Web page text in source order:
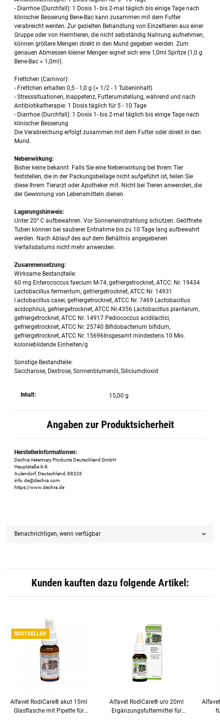
- Diarrhoe (Durchfall): 1 Dosis 1- bis 2-mal täglich bis einige Tage nach
klinischer Besserung Bene-Bac kann zusammen mit dem Futter
verabreicht werden. Zur gezielten Behandlung von Einzeltieren aus einer
Gruppe oder von Heimtieren, die nicht selbständig Nahrung aufnehmen,
können größere Mengen direkt in den Mund gegeben werden. Zum
genauen Abmessen kleiner Mengen eignet sich eine 1,0ml Spritze (1,0 g
Bene-Bac = 1,0ml).
Frettchen (Carnivor):
- Frettchen erhalten 0,5 - 1,0 g (= 1/2 - 1 Tubeninhalt)
- Stresssituationen, Inappetenz, Futterumstellung, während und nach
Antibiotikatherapie: 1 Dosis täglich für 5 - 10 Tage
- Diarrhoe (Durchfall): 1 Dosis 1- bis 2-mal täglich bis einige Tage nach
klinischer Besserung
Die Verabreichung erfolgt zusammen mit dem Futter oder direkt in den
Mund.
Nebenwirkung:
Bisher keine bekannt. Falls Sie eine Nebenwirkung bei Ihrem Tier
feststellen, die in der Packungsbeilage nicht aufgeführt ist, teilen Sie
diese Ihrem Tierarzt oder Apotheker mit. Nicht bei Tieren anwenden, die
der Gewinnung von Lebensmitteln dienen.
Lagerungshinweis:
Unter 20° C aufbewahren. Vor Sonneneinstrahlung schützen. Geöffnete
Tuben können bei sauberer Entnahme bis zu 10 Tage lang aufbewahrt
werden. Nach Ablauf des auf dem Behältnis angegebenen
Verfallsdatums nicht mehr anwenden.
Zusammensetzung:
Wirksame Bestandteile:
60 mg Enterococcus faecium M-74, gefriergetrocknet, ATCC: Nr. 19434
Lactobacillus fermentum, gefriergetrocknet, ATCC Nr. 14931
l.actobacillus casei, gefriergetrocknet, ATCC Nr. 7469 Lactobacillus
acidophilus, gefriergetrocknet, ATCC Nr.4356 Lactobacillus plantarum,
gefriergetrocknet, ATCC Nr. 14917 Pediococcus acidilactici,
gefriergetrocknet, ATCC Nr. 25740 Bifidobacterium bifidum,
gefriergetrocknet, ATCC Nr. 15696Insgesamt mindestens 10 Mio.
koloniebildende Einheiten/g
Sonstige Bestandteile:
Saccharose, Dextrose, Sonnenblumenöl, Siliciumdioxid
Inhalt: 15,00 g
Angaben zur Produktsicherheit
Herstellerinformationen:
Dechra Veterinary Products Deutschland GmbH
Hauptstaße 6-8
Aulendorf, Deutschland, 88326
info.de@dechra.com
https://www.dechra.de
Benachrichtigen, wenn verfügbar
Kunden kauften dazu folgende Artikel:
BESTSELLER
Alfavet RodiCare® akut 15ml
Glasflasche mit Pipette für
Alfavet RodiCare® uro 20ml
Ergänzungsfuttermittel für